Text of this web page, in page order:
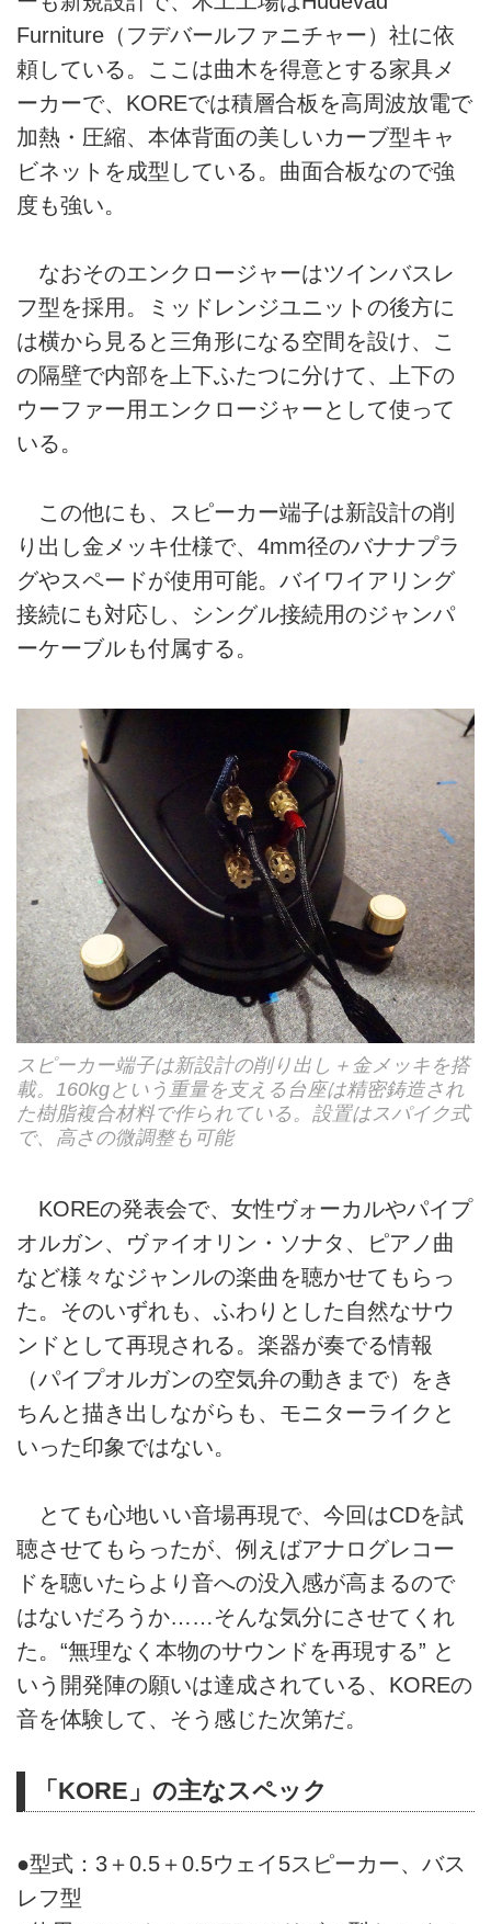
Furniture（フデバールファニチャー）社に依
頼している。ここは曲木を得意とする家具メ
ーカーで、KOREでは積層合板を高周波放電で
加熱・圧縮、本体背面の美しいカーブ型キャ
ビネットを成型している。曲面合板なので強
度も強い。
なおそのエンクロージャーはツインバスレ
フ型を採用。ミッドレンジユニットの後方に
は横から見ると三角形になる空間を設け、こ
の隔壁で内部を上下ふたつに分けて、上下の
ウーファー用エンクロージャーとして使って
いる。
この他にも、スピーカー端子は新設計の削
り出し金メッキ仕様で、4mm径のバナナプラ
グやスペードが使用可能。バイワイアリング
接続にも対応し、シングル接続用のジャンパ
ーケーブルも付属する。
スピーカー端子は新設計の削り出し＋金メッキを搭
載。160kgという重量を支える台座は精密鋳造され
た樹脂複合材料で作られている。設置はスパイク式
で、高さの微調整も可能
KOREの発表会で、女性ヴォーカルやパイプ
オルガン、ヴァイオリン・ソナタ、ピアノ曲
など様々なジャンルの楽曲を聴かせてもらっ
た。そのいずれも、ふわりとした自然なサウ
ンドとして再現される。楽器が奏でる情報
（パイプオルガンの空気弁の動きまで）をき
ちんと描き出しながらも、モニターライクと
いった印象ではない。
とても心地いい音場再現で、今回はCDを試
聴させてもらったが、例えばアナログレコー
ドを聴いたらより音への没入感が高まるので
はないだろうか……そんな気分にさせてくれ
た。“無理なく本物のサウンドを再現する” と
いう開発陣の願いは達成されている、KOREの
音を体験して、そう感じた次第だ。
「KORE」の主なスペック
●型式：3＋0.5＋0.5ウェイ5スピーカー、バス
レフ型